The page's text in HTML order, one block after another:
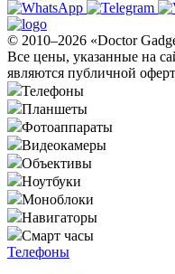
© 2010–2026 «Doctor
Все цены, указанные на
являются публичной
Телефоны
Планшеты
Фотоаппараты
Видеокамеры
Объективы
Ноутбуки
Моноблоки
Навигаторы
Смарт часы
Телефоны